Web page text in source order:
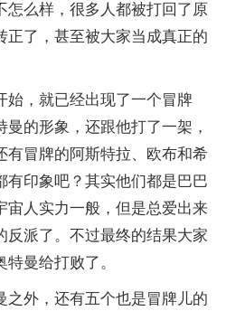
怎么样，很多人都被打回了原
正了，甚至被大家当成真正的
始，就已经出现了一个冒牌
的形象，还跟他打了一架，
有冒牌的阿斯特拉、欧布和希
有印象吧？其实他们都是巴巴
宙人实力一般，但是总爱出来
反派了。不过最终的结果大家
曼给打败了。
之外，还有五个也是冒牌儿的